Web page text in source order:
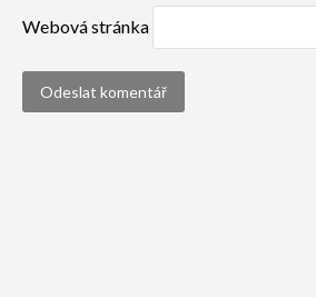
Webová stránka